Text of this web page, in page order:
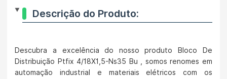
Descrição do Produto:
Descubra a excelência do nosso produto Bloco De
Distribuição Ptfix 4/18X1,5-Ns35 Bu , somos renomes em
automação industrial e materiais elétricos com os